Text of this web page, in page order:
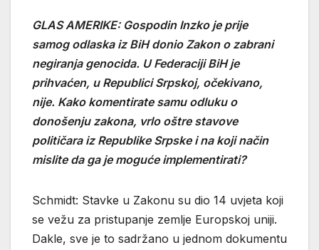
GLAS AMERIKE: Gospodin Inzko je prije
samog odlaska iz BiH donio Zakon o zabrani
negiranja genocida. U Federaciji BiH je
prihvaćen, u Republici Srpskoj, očekivano,
nije. Kako komentirate samu odluku o
donošenju zakona, vrlo oštre stavove
političara iz Republike Srpske i na koji način
mislite da ga je moguće implementirati?
Schmidt: Stavke u Zakonu su dio 14 uvjeta koji
se vežu za pristupanje zemlje Europskoj uniji.
Dakle, sve je to sadržano u jednom dokumentu